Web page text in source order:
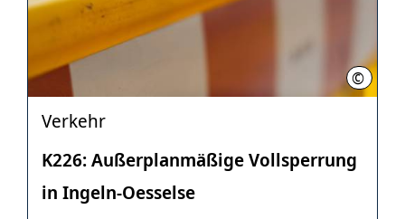
© Florian
Verkehr
K226: Außerplanmäßige Vollsperrung
in Ingeln-Oesselse